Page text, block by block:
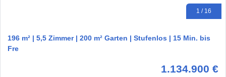
1 / 16
196 m² | 5,5 Zimmer | 200 m² Garten | Stufenlos | 15 Min. bis
Fre
1.134.900 €